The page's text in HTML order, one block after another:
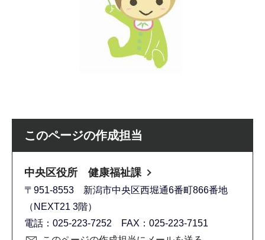
このページの作成担当
中央区役所 健康福祉課
〒951-8553 新潟市中央区西堀通6番町866番地
（NEXT21 3階）
電話：025-223-7252 FAX：025-223-7151